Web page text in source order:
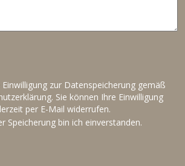
zur Datenspeicherung gemäß
. Sie können Ihre Einwilligung
per E-Mail widerrufen.
Speicherung bin ich einverstanden.